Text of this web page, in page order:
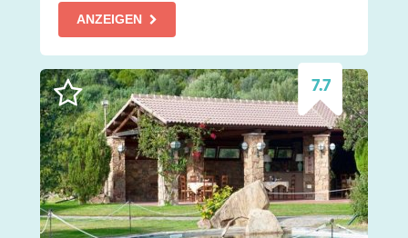
ANZEIGEN
7.7